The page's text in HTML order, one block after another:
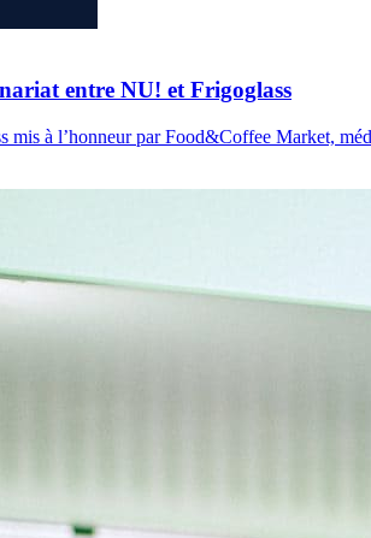
entre NU! et Frigoglass
mis à l’honneur par Food&Coffee Market,